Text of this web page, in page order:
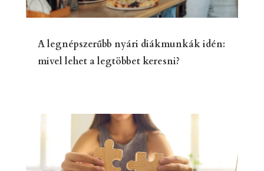
A legnépszerűbb nyári diákmunkák idén:
mivel lehet a legtöbbet keresni?